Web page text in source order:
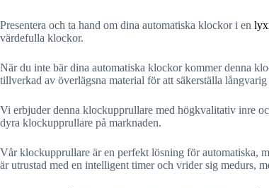
Presentera och ta hand om dina automatiska klockor i en
värdefulla klockor.
När du inte bär dina automatiska klockor kommer denna
tillverkad av överlägsna material för att säkerställa långvarig
Vi erbjuder denna klockupprullare med högkvalitativ inre
dyra klockupprullare på marknaden.
Vår klockupprullare är en perfekt lösning för automatiska,
är utrustad med en intelligent timer och vrider sig medurs,